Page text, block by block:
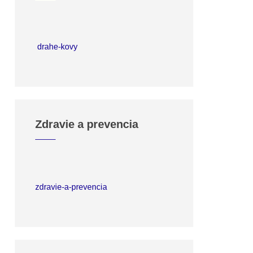
drahe-kovy
Zdravie a prevencia
zdravie-a-prevencia